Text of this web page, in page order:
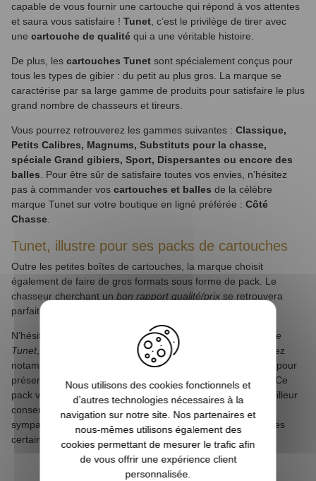
(1 avis)
capable de vous fournir une cartouche qui répond à vos attentes
et saura vous satisfaire ! Tunet, c’est le privilège de tirer avec
une cartouche de qualité qui a une véritable histoire.
De plus, les cartouches Tunet sont spécialement conçus pour
tous les types de gibier : du petit au plus gros. La marque se
caractérise par sa large gamme de produits pour satisfaire le plus
grand nombre de chasseurs et tireurs.
Vous pourrez retrouverez les gammes suivantes : Classique,
Petits Calibres, Magnums, Substituts pour la chasse,
spéciale Grand gibiers, Sport, Dispersantes ou encore des
balles. Pour être sûr de satisfaire toutes vos envies, n’hésitez
pas à commander vos cartouches et balles de la célèbre
marque Tunet sur votre boutique en ligné préférée : Côté
Chasse.
Tunet, illustre pour ses packs de cartouches
Outre les petites boîtes de cartouches, la marque choisit
également de faire de gros formats sous forme de pack. Le
chasseur cherchant un bon rapport qualité/prix se retrouvera
parfaitement dans ses formules économiques.
N’hésitez pas à profiter des
packs intéressants de la marque
Tunet, le spécialiste de la cartouche de chasse
. Vous pourrez
notamment retrouver un
pack plastique spéciale pigeon
pour
préserver
vos cartouches de l’humidité et des intempéries
. Ce
pack vous permettra d’avoir une sécurité en plus et une meilleur
conservation des cartouches mais également un produit
sympathique et esthétique. Avec ce pack plastique, vous êtes
certain de rester au sec en toutes conditions.
Nous utilisons des cookies fonctionnels et
d’autres technologies nécessaires à la
navigation sur notre site. Nos partenaires et
nous-mêmes utilisons également des
cookies permettant de mesurer le trafic afin
de vous offrir une expérience client
personnalisée.